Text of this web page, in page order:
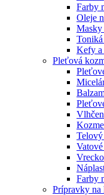
Farby
Oleje
Masky
Kefy a
Pleťová
Farby
Prípravky na